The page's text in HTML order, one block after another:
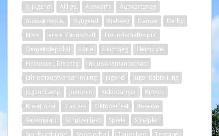
A-Jugend Altliga Auswärts
Auswärtssieg
Auswärtsspiel
B-Jugend Bieberg Damen
Derby
Erste
erste Mannschaft
Freundschaftsspiel
Gemeindepokal
Halle Heimsieg
Heimspiel
Heimspiel; Bieberg
Inklusionsmannschaft
Jahreshauptversammlung
Jugend
Jugendabteilung
Jugendcamp
Junioren Kickerturnier
Kirmes
Kreispokal
Masters Oktoberfest
Reserve
Saisonstart
Schützenfest Spiele
Spielplan
Spieltagsbilder
Sportlerball Tauziehen
Testspiel